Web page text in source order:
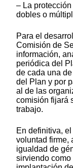
‒ La
dobles o
Para el
Comisión de
información,
periódica del
de cada una
del Plan y por
al de las
comisión fijará
trabajo.
En definitiva,
voluntad firme,
igualdad de
sirviendo